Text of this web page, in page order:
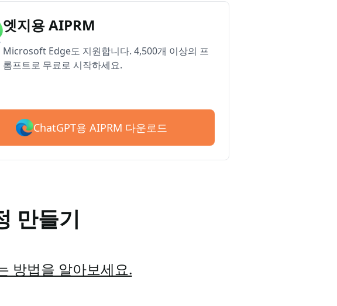
엣지용 AIPRM
Microsoft Edge도 지원합니다. 4,500개 이상의 프
롬프트로 무료로 시작하세요.
ChatGPT용 AIPRM 다운로드
만들기
방법을 알아보세요.